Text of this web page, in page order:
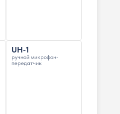
UH-1
ручной микрофон-
передатчик